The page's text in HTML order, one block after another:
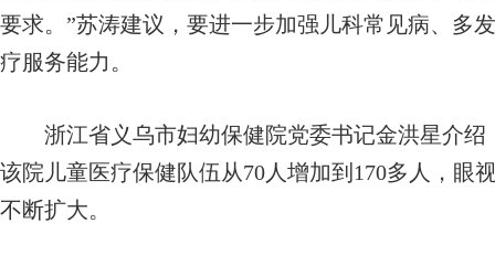
要求。”苏涛建议，要进一步加强儿科常见病、多
疗服务能力。
浙江省义乌市妇幼保健院党委书记金洪星介绍
该院儿童医疗保健队伍从70人增加到170多人，眼
不断扩大。